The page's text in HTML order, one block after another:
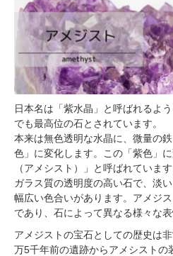
日本名は「紫水晶」と呼ばれるよ
でも最高位の石とされています。
本来は無色透明な水晶に、微量の
色」に変化します。この「紫色」
（アメシスト）」と呼ばれています
ガラス質の透明度の高い石で、淡
幅広い色合いがあります。アメジ
であり、石によって異なる様々な
アメジストの宝石としての歴史は
万5千年前の遺跡からアメシストの